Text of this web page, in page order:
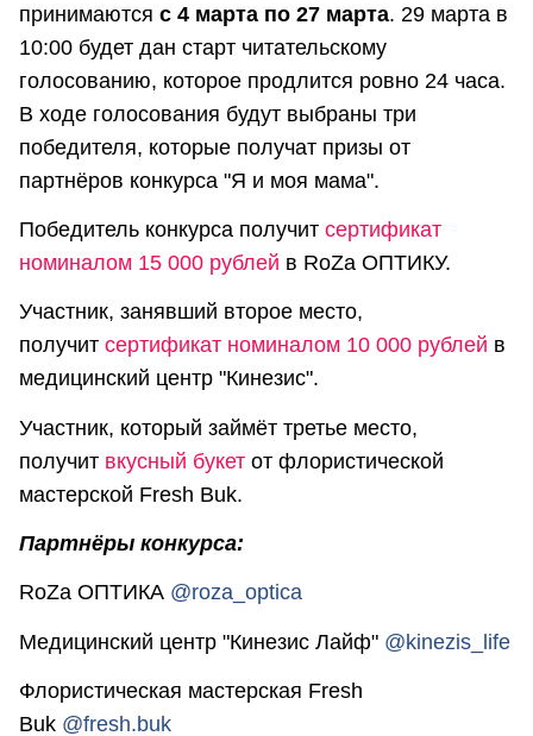
принимаются с 4 марта по 27 марта. 29 марта в
10:00 будет дан старт читательскому
голосованию, которое продлится ровно 24 часа.
В ходе голосования будут выбраны три
победителя, которые получат призы от
партнёров конкурса "Я и моя мама".
Победитель конкурса получит сертификат
номиналом 15 000 рублей в RoZa ОПТИКУ.
Участник, занявший второе место,
получит сертификат номиналом 10 000 рублей в
медицинский центр "Кинезис".
Участник, который займёт третье место,
получит вкусный букет от флористической
мастерской Fresh Buk.
Партнёры конкурса:
RoZa ОПТИКА @roza_optica
Медицинский центр "Кинезис Лайф" @kinezis_life
Флористическая мастерская Fresh
Buk @fresh.buk